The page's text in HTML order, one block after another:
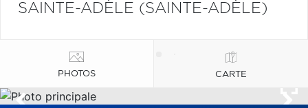
SAINTE-ADÈLE (SAINTE-ADÈLE)
PHOTOS CARTE